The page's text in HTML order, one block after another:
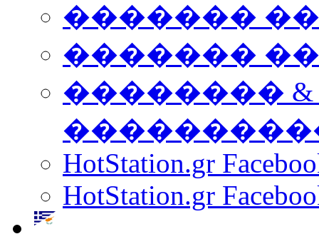
�������
������� ���
��������
HotStation.gr
HotStation.gr